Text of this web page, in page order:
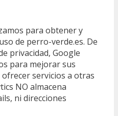
para obtener y
de perro-verde.es. De
privacidad, Google
para mejorar sus
servicios a otras
NO almacena
ni direcciones